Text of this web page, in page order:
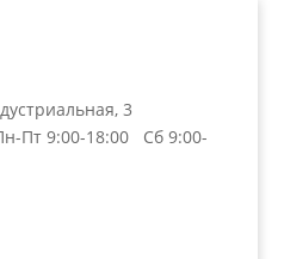
3
Пт 9:00-18:00 Сб 9:00-